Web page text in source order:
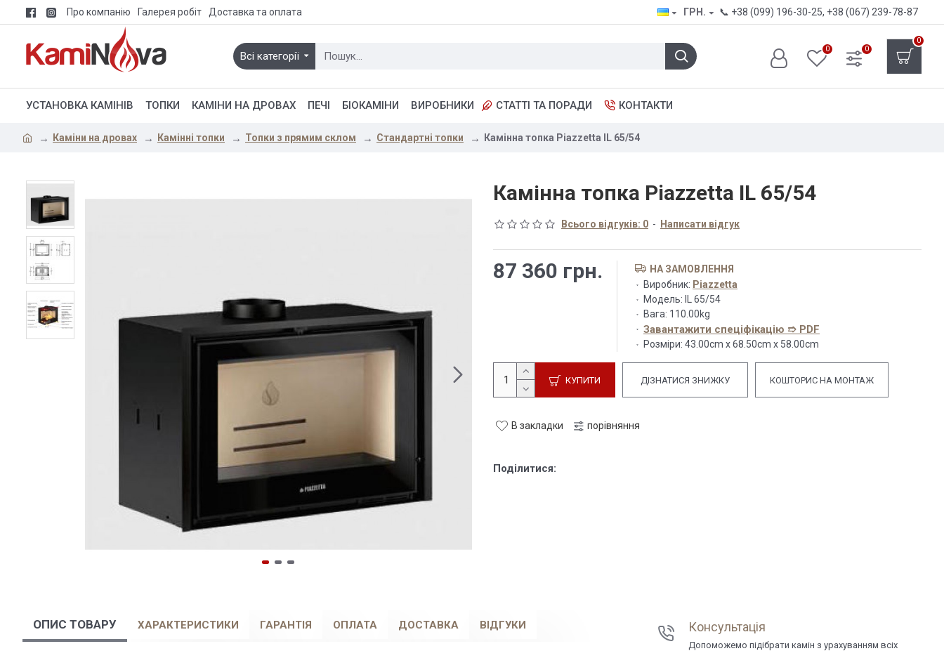
Про компанію Галерея робіт Доставка та оплата ГРН. 📞 +38 (099) 196-30-25, +38 (067) 239-78-87
Всі категорії
0 0
0
УСТАНОВКА КАМІНІВ ТОПКИ КАМІНИ НА ДРОВАХ ПЕЧІ БІОКАМІНИ ВИРОБНИКИ СТАТТІ ТА ПОРАДИ КОНТАКТИ
Каміни на дровах Камінні топки Топки з прямим склом Стандартні топки Камінна топка Piazzetta IL 65/54
Камінна топка Piazzetta IL 65/54
Всього відгуків: 0 - Написати відгук
87 360 грн.
НА ЗАМОВЛЕННЯ
Виробник: Piazzetta
Модель:
IL 65/54
Вага: 110.00kg
Завантажити спеціфікацію ➱ PDF
Розміри: 43.00cm x 68.50cm x 58.00cm
КУПИТИ ДІЗНАТИСЯ ЗНИЖКУ КОШТОРИС НА МОНТАЖ
В закладки порівняння
Поділитися:
ОПИС ТОВАРУ ХАРАКТЕРИСТИКИ ГАРАНТІЯ ОПЛАТА ДОСТАВКА ВІДГУКИ Консультація
Допоможемо підібрати камін з урахуванням всіх